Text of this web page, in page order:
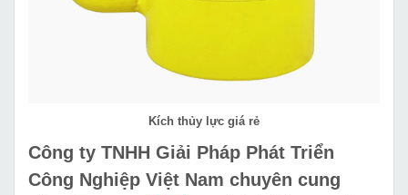
Kích thủy lực giá rẻ
Công ty TNHH Giải Pháp Phát Triển
Công Nghiệp Việt Nam chuyên cung